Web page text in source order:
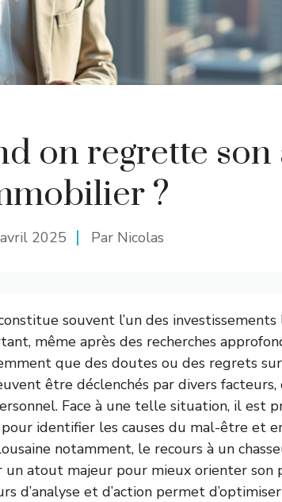
on regrette son
?
2025 Par Nicolas
souvent l’un des
même après des recherches
que des doutes ou des regrets
être déclenchés par divers facteurs,
Face à une telle situation, il est
identifier les causes du mal-être et
notamment, le recours à un
un atout majeur pour mieux orienter son
d’analyse et d’action permet